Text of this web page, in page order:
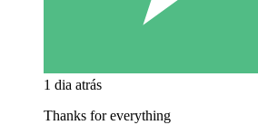
1 dia atrás
Thanks for everything